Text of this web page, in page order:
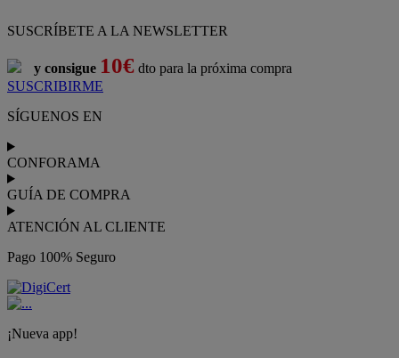
SUSCRÍBETE A LA NEWSLETTER
y consigue 10€ dto para la próxima compra
SUSCRIBIRME
SÍGUENOS EN
CONFORAMA
GUÍA DE COMPRA
ATENCIÓN AL CLIENTE
Pago 100% Seguro
¡Nueva app!